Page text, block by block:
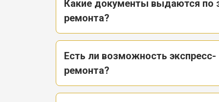
Какие документы выдаются по
ремонта?
Есть ли возможность экспресс-
ремонта?